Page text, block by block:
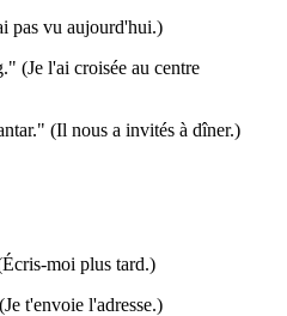
pas vu aujourd'hui.)
(Je l'ai croisée au centre
(Il nous a invités à dîner.)
moi plus tard.)
t'envoie l'adresse.)